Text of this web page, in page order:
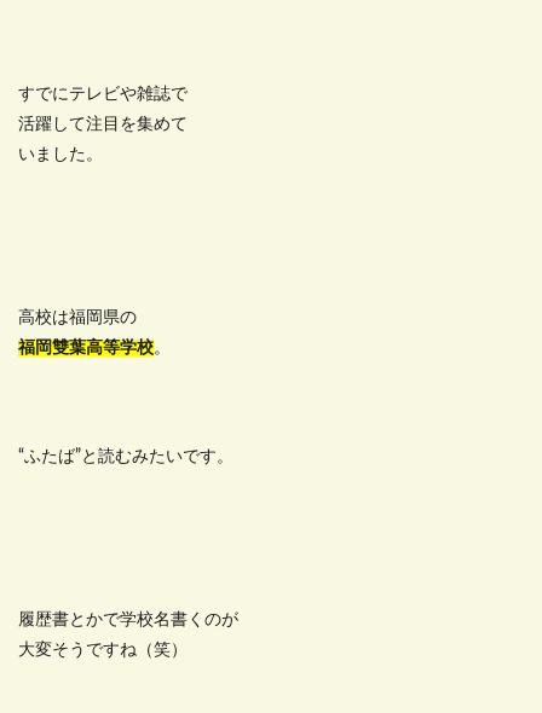
すでにテレビや雑誌で
活躍して注目を集めて
いました。
高校は福岡県の
福岡雙葉高等学校。
“ふたば”と読むみたいです。
履歴書とかで学校名書くのが
大変そうですね（笑）